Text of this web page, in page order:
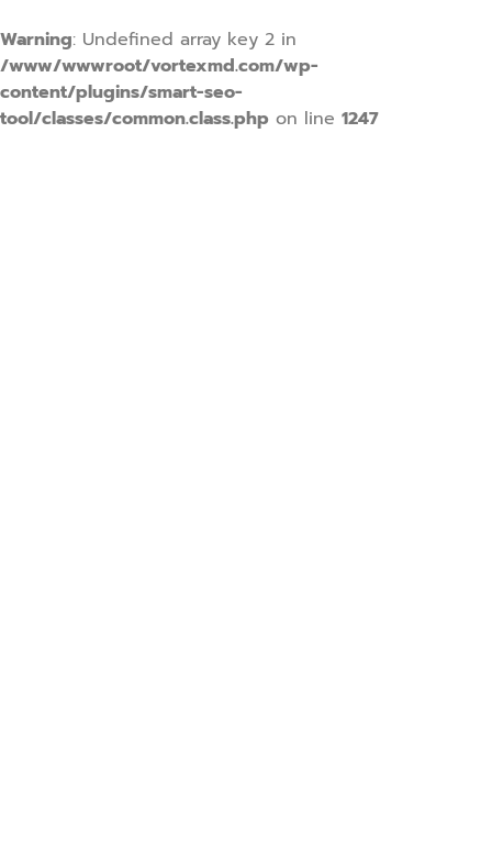
Warning: Undefined array key 2 in
/www/wwwroot/vortexmd.com/wp-
content/plugins/smart-seo-
tool/classes/common.class.php on line 1247